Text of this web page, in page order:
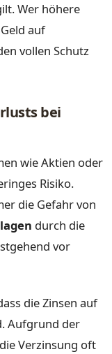
Wer höhere
auf
vollen Schutz
bei
wie Aktien oder
Risiko.
die Gefahr von
durch die
vor
die Zinsen auf
Aufgrund der
Verzinsung oft